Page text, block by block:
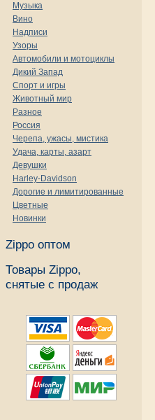
Музыка
Вино
Надписи
Узоры
Автомобили и мотоциклы
Дикий Запад
Спорт и игры
Животный мир
Разное
Россия
Черепа, ужасы, мистика
Удача, карты, азарт
Девушки
Harley-Davidson
Дорогие и лимитированные
Цветные
Новинки
Zippo оптом
Товары Zippo,
снятые с продаж